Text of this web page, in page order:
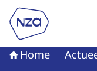
Naar de
Home